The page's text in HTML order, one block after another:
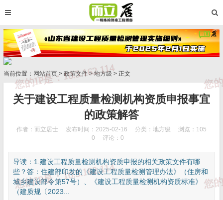
当前位置： 网站首页 > 政策文件>地方级 > 正文
关于建设工程质量检测机构资质申报事宜
的政策解答
作者：而立居士 发布时间：2025-02-16 分类： 地方级
浏览：105
0
评论：0
导读：1.建设工程质量检测机构资质申报的相关政策文件有哪
些？答：住建部印发的《建设工程质量检测管理办法》（住房和
城乡建设部令第57号）、《建设工程质量检测机构资质标准》
（建质规〔2023...